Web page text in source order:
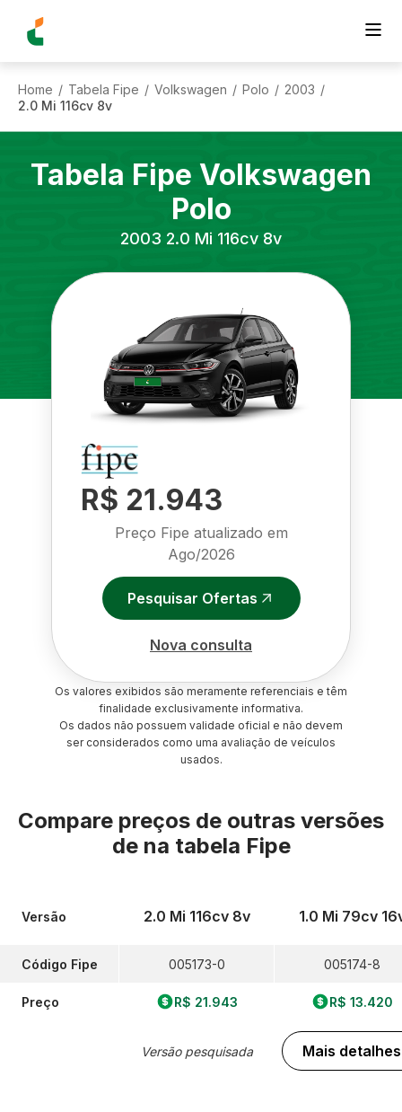
Home / Tabela Fipe / Volkswagen / Polo / 2003 /
2.0 Mi 116cv 8v
Tabela Fipe Volkswagen
Polo
2003 2.0 Mi 116cv 8v
R$ 21.943
Preço Fipe atualizado em
Ago/2026
Pesquisar Ofertas
Nova consulta
Os valores exibidos são meramente referenciais e têm
finalidade exclusivamente informativa.
Os dados não possuem validade oficial e não devem
ser considerados como uma avaliação de veículos
usados.
Compare preços de outras versões
de na tabela Fipe
Versão
Código Fipe
Preço
2.0 Mi 116cv 8v
005173-0
R$ 21.943
Versão pesquisada
1.0 Mi 79cv
005174-8
R$ 13.420
Mais detalhes